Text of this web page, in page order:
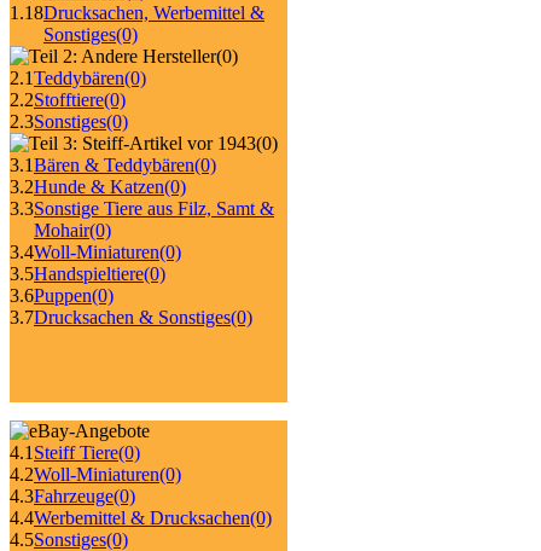
1.18Drucksachen, Werbemittel &
Sonstiges(0)
(0)
2.1Teddybären(0)
2.2Stofftiere(0)
2.3Sonstiges(0)
(0)
3.1Bären & Teddybären(0)
3.2Hunde & Katzen(0)
3.3Sonstige Tiere aus Filz, Samt &
Mohair(0)
3.4Woll-Miniaturen(0)
3.5Handspieltiere(0)
3.6Puppen(0)
3.7Drucksachen & Sonstiges(0)
4.1 Steiff Tiere(0)
4.2Woll-Miniaturen(0)
4.3Fahrzeuge(0)
4.4Werbemittel & Drucksachen(0)
4.5Sonstiges(0)